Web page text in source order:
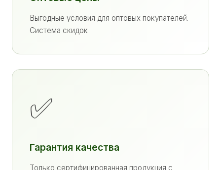
Выгодные условия для оптовых покупателей.
Система скидок
✅
Гарантия качества
Только сертифицированная продукция с